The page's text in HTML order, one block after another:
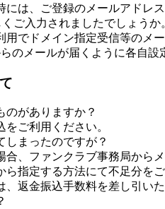
には、ご登録のメールアドレ
ご入力されましたでしょう
用でドメイン指定受信等のメ
らのメールが届くように各自
がありますか？
ご利用ください。
まったのですが？
合、ファンクラブ事務局から
ら指定する方法にて不足分をご
、返金振込手数料を差し引い